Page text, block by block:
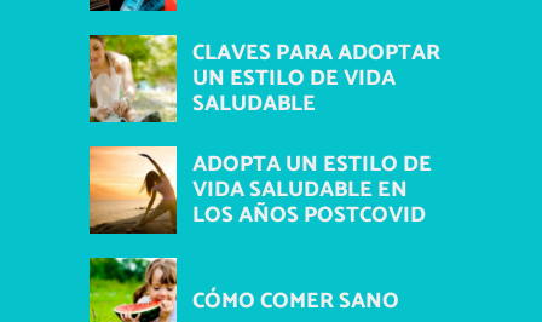
CLAVES PARA ADOPTAR
UN ESTILO DE VIDA
SALUDABLE
ADOPTA UN ESTILO DE
VIDA SALUDABLE EN
LOS AÑOS POSTCOVID
CÓMO COMER SANO